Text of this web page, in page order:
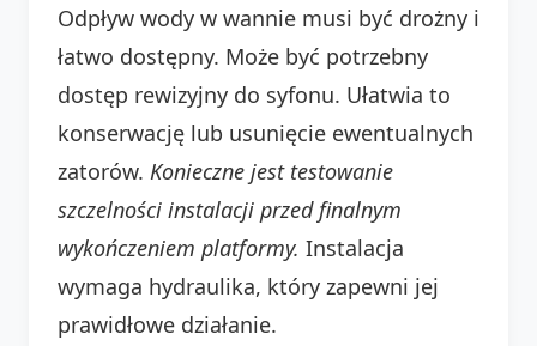
Odpływ wody w wannie musi być drożny i
łatwo dostępny. Może być potrzebny
dostęp rewizyjny do syfonu. Ułatwia to
konserwację lub usunięcie ewentualnych
zatorów. Konieczne jest testowanie
szczelności instalacji przed finalnym
wykończeniem platformy. Instalacja
wymaga hydraulika, który zapewni jej
prawidłowe działanie.